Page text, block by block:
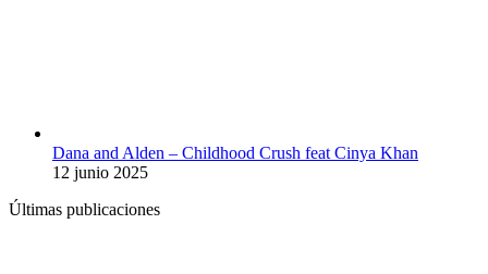
Dana and Alden – Childhood Crush feat Cinya Khan
12 junio 2025
Últimas publicaciones